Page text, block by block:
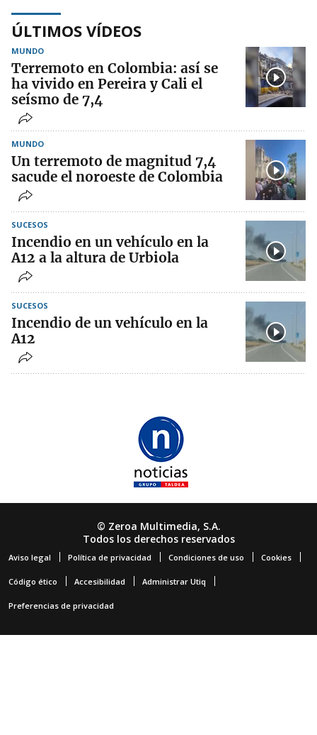
ÚLTIMOS VÍDEOS
MUNDO
Terremoto en Colombia: así se
ha vivido en Pereira y Cali el
seísmo de 7,4
MUNDO
Un terremoto de magnitud 7,4
sacude el noroeste de Colombia
SUCESOS
Incendio en un vehículo en la
A12 a la altura de Urbiola
SUCESOS
Incendio de un vehículo en la
A12
© Zeroa Multimedia, S.A.
Todos los derechos reservados
Aviso legal Política de privacidad Condiciones de uso Cookies
Código ético Accesibilidad Administrar Utiq
Preferencias de privacidad